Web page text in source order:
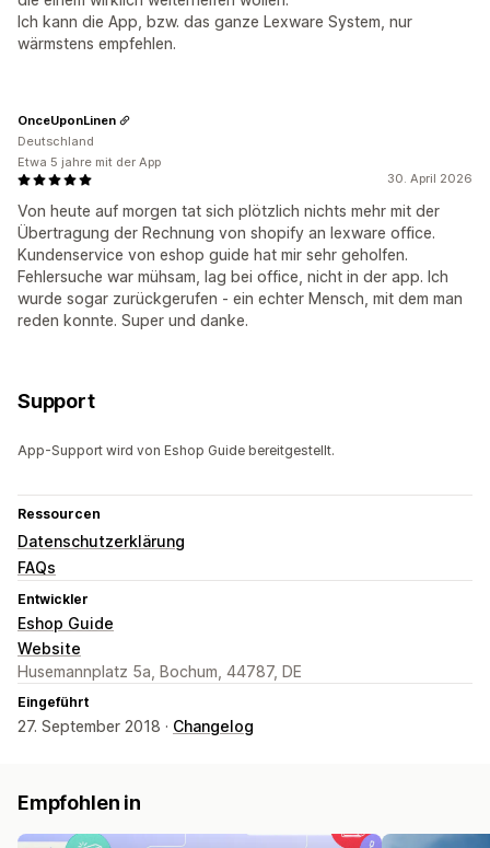
Ich kann die App, bzw. das ganze Lexware System, nur
wärmstens empfehlen.
30. April 2026
Von heute auf morgen tat sich plötzlich nichts mehr mit der
Übertragung der Rechnung von shopify an lexware office.
Kundenservice von eshop guide hat mir sehr geholfen.
Fehlersuche war mühsam, lag bei office, nicht in der app. Ich
wurde sogar zurückgerufen - ein echter Mensch, mit dem man
reden konnte. Super und danke.
OnceUponLinen
Deutschland
Etwa 5 jahre mit der App
Support
App-Support wird von Eshop Guide bereitgestellt.
Ressourcen
Datenschutzerklärung
FAQs
Entwickler
Eshop Guide
Website
Husemannplatz 5a, Bochum, 44787, DE
Eingeführt
27. September 2018 · Changelog
Empfohlen in